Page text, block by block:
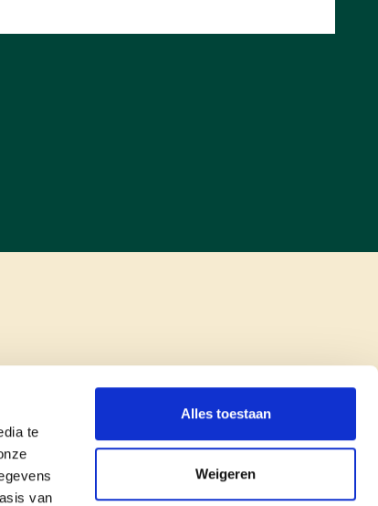
te
van
Alles toestaan
Weigeren